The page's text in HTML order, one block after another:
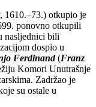
, 1610.–73.) otkupio je
ponovno otkupili
nasljednici bili
dospio u
Ferdinand(Franz
Komori Unutrašnje
Zadržao je
su ostale u